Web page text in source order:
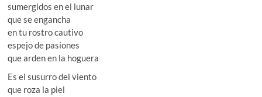
sumergidos en el lunar
que se engancha
en tu rostro cautivo
espejo de pasiones
que arden en la hoguera
Es el susurro del viento
que roza la piel